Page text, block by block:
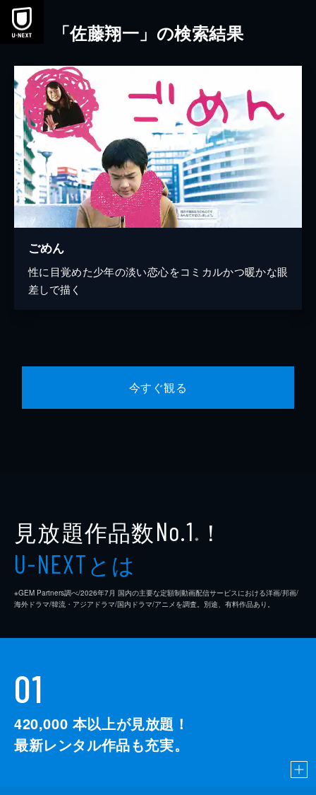
本文へスキップ
「佐藤翔一」の検索結果
ごめん
性に目覚めた少年の淡い恋心をコミカルかつ暖かな眼
差しで描く
今すぐ観る
見放題作品数No.1 ※ ！
U-NEXTとは
※GEM Partners調べ/2026年7⽉ 国内の主要な定額制動画配信サービスにおける洋画/邦画/
海外ドラマ/韓流・アジアドラマ/国内ドラマ/アニメを調査。別途、有料作品あり。
01
420,000 本以上が見放題！
最新レンタル作品も充実。